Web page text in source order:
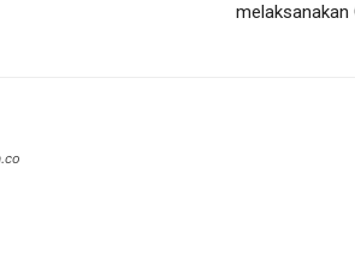
melaksanakan